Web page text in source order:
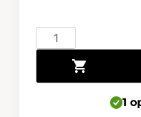
Honda
wielmoeren
Stuks
1